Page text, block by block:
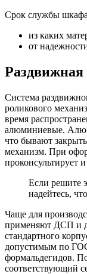
Срок службы шкафа
из каких
от
Система
роликового
время
алюминиевые.
что бывают
механизм. При
проконсультирует
Если решите
надейтесь,
Чаще для
применяют ДСП и
стандартного
допустимым по
формальдегидов.
соответствующий